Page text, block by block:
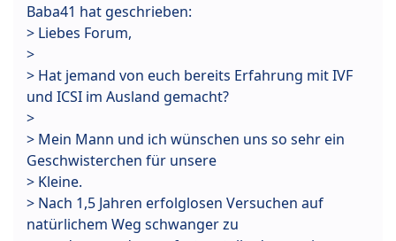
Baba41 hat geschrieben:
> Liebes Forum,
>
> Hat jemand von euch bereits Erfahrung mit IVF
und ICSI im Ausland gemacht?
>
> Mein Mann und ich wünschen uns so sehr ein
Geschwisterchen für unsere
> Kleine.
> Nach 1,5 Jahren erfolglosen Versuchen auf
natürlichem Weg schwanger zu